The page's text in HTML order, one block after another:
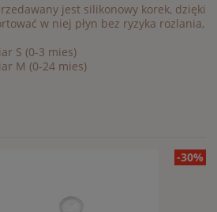
jest silikonowy korek, dzięki
w niej płyn bez ryzyka rozlania,
S (0-3 mies)
M (0-24 mies)
-30%